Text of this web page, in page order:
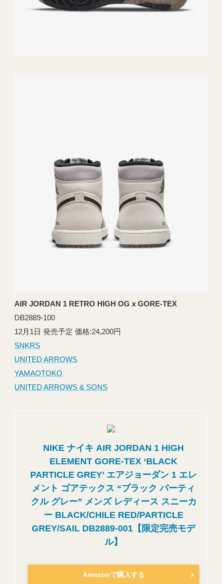
AIR JORDAN 1 RETRO HIGH OG x GORE-TEX
DB2889-100
12月1日 発売予定 価格:24,200円
SNKRS
UNITED ARROWS
YAMAOTOKO
UNITED ARROWS & SONS
NIKE ナイキ AIR JORDAN 1 HIGH
ELEMENT GORE-TEX ‘BLACK
PARTICLE GREY’ エアジョーダン 1 エレ
メント ゴアテックス “ブラック パーティ
クル グレー” メンズ レディース スニーカ
ー BLACK/CHILE RED/PARTICLE
GREY/SAIL DB2889-001【限定完売モデ
ル】
Amazonで購入する